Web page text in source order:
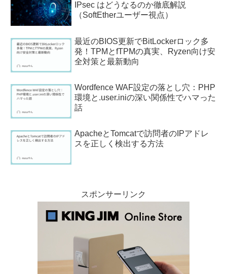
IPsec はどうなるのか徹底解説
（SoftEtherユーザー視点）
最近のBIOS更新でBitLockerロック多
発！TPMとfTPMの真実、Ryzen向け安
全対策と最新動向
Wordfence WAF設定の落とし穴：PHP
環境と.user.iniの深い関係性でハマった
話
ApacheとTomcatで訪問者のIPアドレ
スを正しく検出する方法
スポンサーリンク